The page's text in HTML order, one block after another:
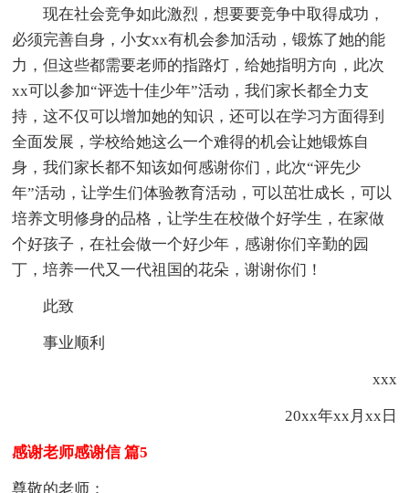
现在社会竞争如此激烈，想要要竞争中取得成功，
必须完善自身，小女xx有机会参加活动，锻炼了她的能
力，但这些都需要老师的指路灯，给她指明方向，此次
xx可以参加“评选十佳少年”活动，我们家长都全力支
持，这不仅可以增加她的知识，还可以在学习方面得到
全面发展，学校给她这么一个难得的机会让她锻炼自
身，我们家长都不知该如何感谢你们，此次“评先少
年”活动，让学生们体验教育活动，可以茁壮成长，可以
培养文明修身的品格，让学生在校做个好学生，在家做
个好孩子，在社会做一个好少年，感谢你们辛勤的园
丁，培养一代又一代祖国的花朵，谢谢你们！
此致
事业顺利
xxx
20xx年xx月xx日
感谢老师感谢信 篇5
尊敬的老师：